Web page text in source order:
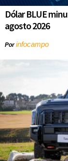
Dólar BLUE
agosto 2026
Porinfocampo